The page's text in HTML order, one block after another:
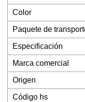
Color
Paquete de
Especificación
Marca comercial
Origen
Código hs